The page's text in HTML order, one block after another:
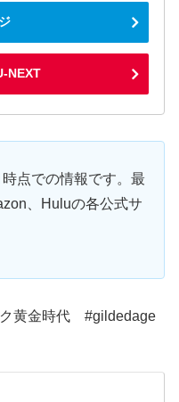
NEXT
点での情報です。最
、Huluの各公式サ
ク黄金時代 #gildedage